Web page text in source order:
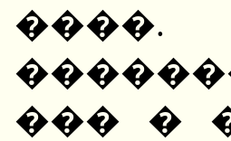
����.
��� �